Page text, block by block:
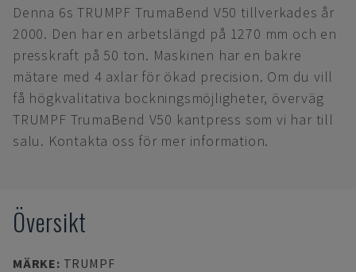
Denna 6s TRUMPF TrumaBend V50 tillverkades år
2000. Den har en arbetslängd på 1270 mm och en
presskraft på 50 ton. Maskinen har en bakre
mätare med 4 axlar för ökad precision. Om du vill
få högkvalitativa bockningsmöjligheter, överväg
TRUMPF TrumaBend V50 kantpress som vi har till
salu. Kontakta oss för mer information.
Översikt
MÄRKE: TRUMPF